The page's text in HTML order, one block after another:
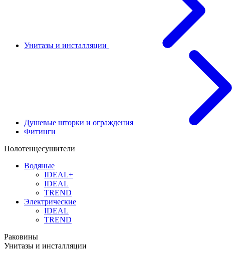
Унитазы и инсталляции
Душевые шторки и ограждения
Фитинги
Полотенцесушители
Водяные
IDEAL+
IDEAL
TREND
Электрические
IDEAL
TREND
Раковины
Унитазы и инсталляции